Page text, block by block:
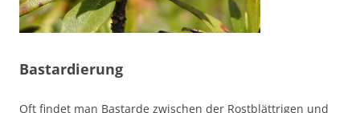
Bastardierung
Oft findet man Bastarde zwischen der Rostblättrigen und